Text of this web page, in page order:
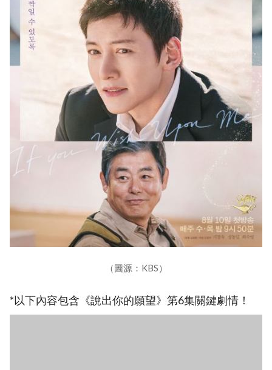
（圖源：KBS）
*以下內容包含《說出你的願望》第6集關鍵劇情！